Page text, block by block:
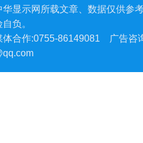
华显示网所载文章、数据仅供参
自负。
体合作:0755-86149081
广告咨